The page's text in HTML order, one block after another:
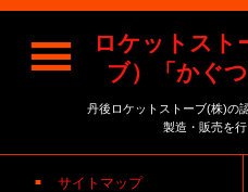
ロケットスト
ブ）「かぐ
丹後ロケットストーブ(株)の
製造・販売を行
サイトマップ